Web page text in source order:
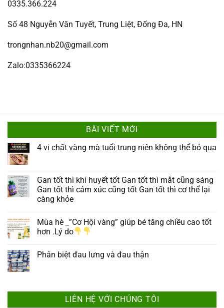
0335.366.224
Số 48 Nguyễn Văn Tuyết, Trung Liệt, Đống Đa, HN
trongnhan.nb20@gmail.com
Zalo:0335366224
BÀI VIẾT MỚI
4 vi chất vàng mà tuổi trung niên không thể bỏ qua
Gan tốt thì khí huyết tốt Gan tốt thì mắt cũng sáng
Gan tốt thì cảm xúc cũng tốt Gan tốt thì cơ thể lại
càng khỏe
Mùa hè _”Cơ Hội vàng” giúp bé tăng chiều cao tốt
hơn .Lý do
Phân biệt đau lưng và đau thận
LIÊN HỆ VỚI CHÚNG TÔI